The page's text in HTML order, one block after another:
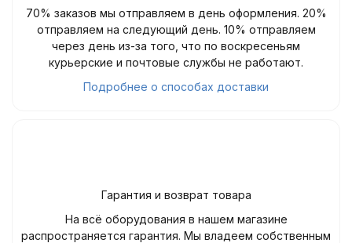
70% заказов мы отправляем в день оформления. 20%
отправляем на следующий день. 10% отправляем
через день из-за того, что по воскресеньям
курьерские и почтовые службы не работают.
Подробнее о способах доставки
Гарантия и возврат товара
На всё оборудования в нашем магазине
распространяется гарантия. Мы владеем собственным